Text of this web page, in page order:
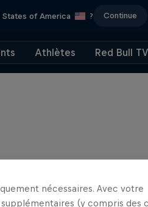
of America ? Continue
Athlètes Red Bull TV
nécessaires. Avec votre
(y compris des